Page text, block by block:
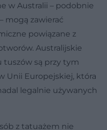
w Australii – podobnie
mogą zawierać
powiązane z
Australijskie
tuszów są przy tym
Unii Europejskiej, która
legalnie używanych
z tatuażem nie